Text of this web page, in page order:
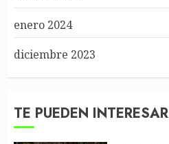
enero 2024
diciembre 2023
TE PUEDEN INTERESAR